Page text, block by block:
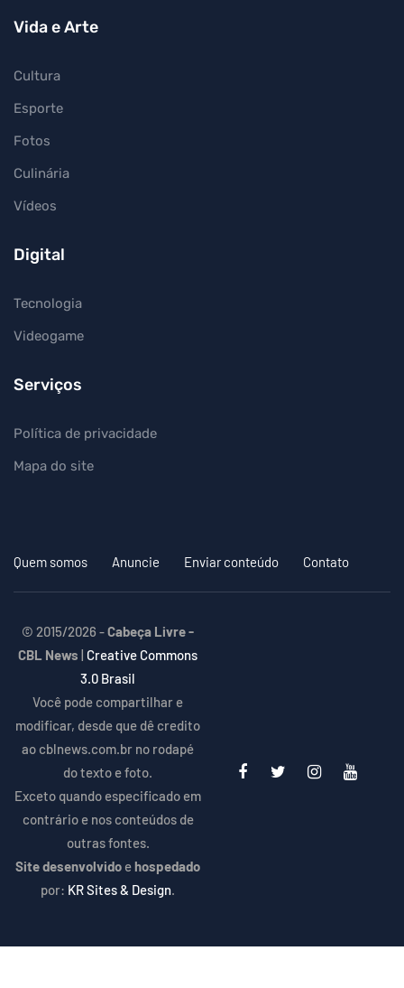
Vida e Arte
Cultura
Esporte
Fotos
Culinária
Vídeos
Digital
Tecnologia
Videogame
Serviços
Política de privacidade
Mapa do site
Quem somos Anuncie Enviar conteúdo Contato
© 2015/2026 -Cabeça Livre -
CBL News
Creative Commons
3.0 Brasil
Você pode compartilhar e
modificar, desde que dê credito
ao cblnews.com.br no rodapé
do texto e foto.
Exceto quando especificado em
contrário e nos conteúdos de
outras fontes.
Site desenvolvido ehospedado
por: KR Sites & Design.